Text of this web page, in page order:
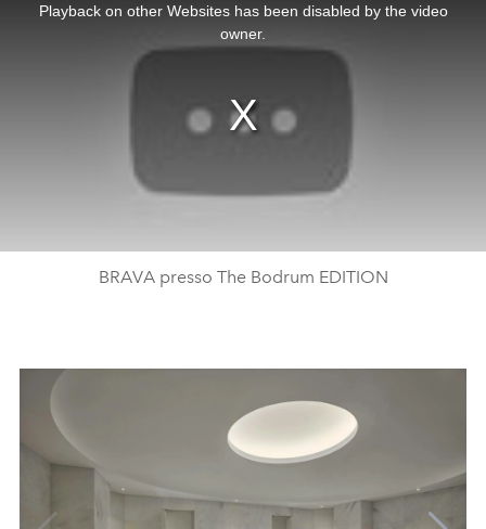
Playback on other Websites has been disabled by the video
owner.
BRAVA presso The Bodrum EDITION